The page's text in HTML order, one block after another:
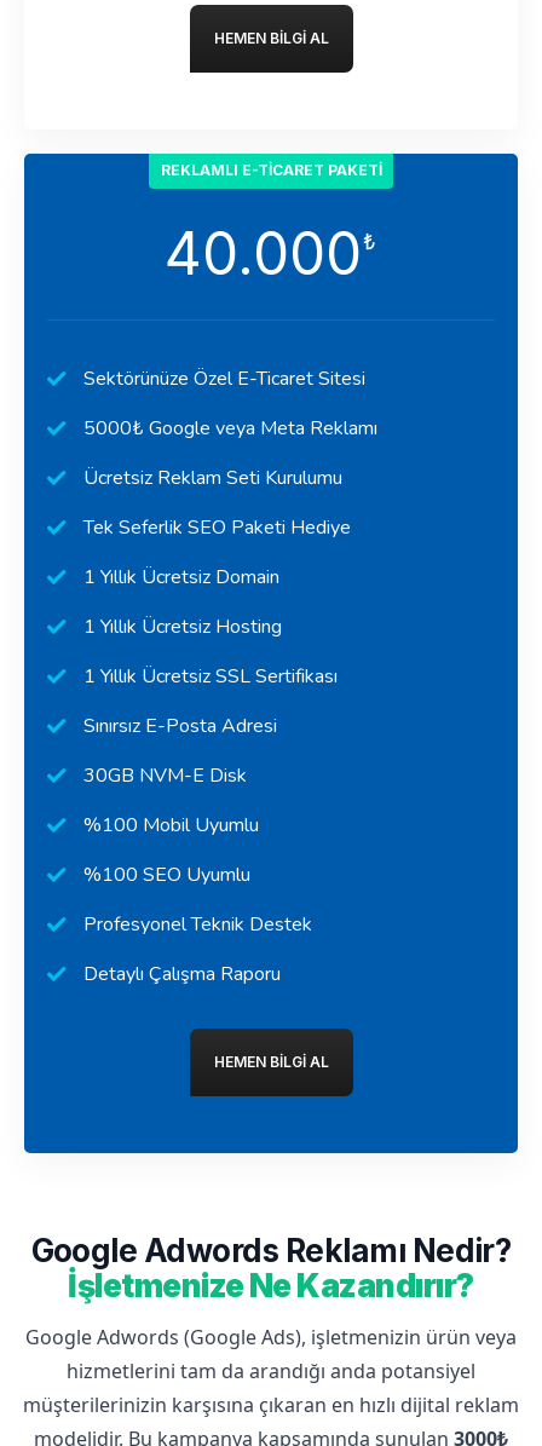
HEMEN BILGI AL
REKLAMLI E-TICARET PAKETI
40.000₺
Sektörünüze Özel E-Ticaret Sitesi
5000₺ Google veya Meta Reklamı
Ücretsiz Reklam Seti Kurulumu
Tek Seferlik SEO Paketi Hediye
1 Yıllık Ücretsiz Domain
1 Yıllık Ücretsiz Hosting
1 Yıllık Ücretsiz SSL Sertifikası
Sınırsız E-Posta Adresi
30GB NVM-E Disk
%100 Mobil Uyumlu
%100 SEO Uyumlu
Profesyonel Teknik Destek
Detaylı Çalışma Raporu
HEMEN BILGI AL
Google Adwords Reklamı Nedir?
İşletmenize Ne Kazandırır?
Google Adwords (Google Ads), işletmenizin ürün veya
hizmetlerini tam da arandığı anda potansiyel
müşterilerinizin karşısına çıkaran en hızlı dijital reklam
modelidir. Bu kampanya kapsamında sunulan 3000₺